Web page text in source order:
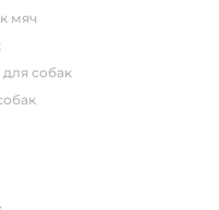
мяч
для собак